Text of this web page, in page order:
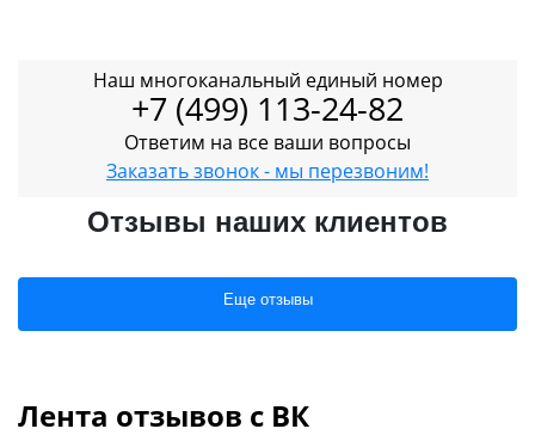
Наш многоканальный единый номер
+7 (499) 113-24-82
Ответим на все ваши вопросы
Заказать звонок - мы перезвоним!
Отзывы наших клиентов
Еще отзывы
Лента отзывов с ВК